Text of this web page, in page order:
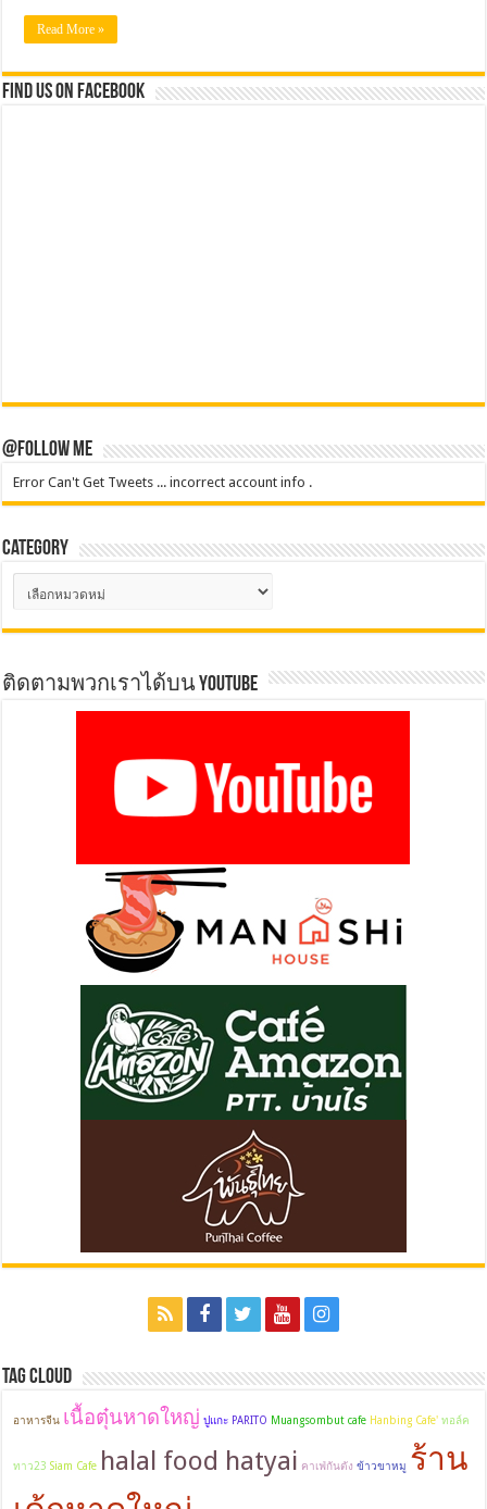
Read More »
Find us on Facebook
@Follow Me
Error Can't Get Tweets ... incorrect account info .
Category
Category
ติดตามพวกเราได้บน YOUTUBE
Tag Cloud
อาหารจีน เนื้อตุ๋นหาดใหญ่ ปูแกะ PARITO Muangsombut cafe Hanbing Cafe' ทอล์ค
ทาว23 Siam Cafe halal food hatyai คาเฟ่กันตัง ข้าวขาหมู ร้าน